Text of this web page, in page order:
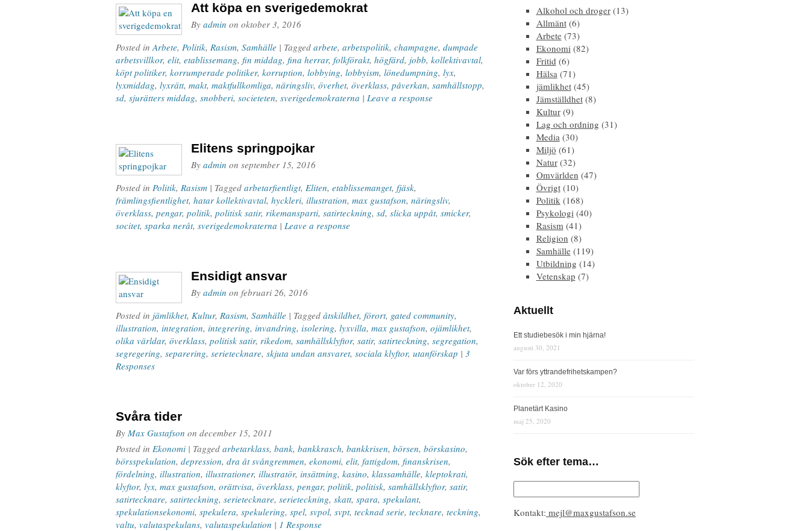
Att köpa en sverigedemokrat
By admin on oktober 3, 2016
Posted inArbete, Politik, Rasism, Samhälle | Tagged arbete, arbetspolitik, champagne, dumpade
arbetsvillkor, elit, etablissemang, fin middag, fina herrar, folkförakt, högfärd, jobb, kollektivavtal,
köpt politiker, korrumperade politiker, korruption, lobbying, lobbyism, lönedumpning, lyx,
lyxmiddag, lyxrätt, makt, maktfullkomliga, näringsliv, överhet, överklass, påverkan, samhällstopp,
sd, sjurätters middag, snobberi, societeten, sverigedemokraterna | Leave a response
Elitens springpojkar
By admin on september 15, 2016
Posted in Politik, Rasism | Tagged arbetarfientligt, Eliten, etablissemanget, fjäsk,
främlingsfientlighet, hatar kollektivavtal, hyckleri, illustration, max gustafson, näringsliv,
överklass, pengar, politik, politisk satir, rikemansparti, satirteckning, sd, slicka uppåt, smicker,
socitet, sparka neråt, sverigedemokraterna | Leave a response
Ensidigt ansvar
By admin on februari 26, 2016
Posted in jämlikhet, Kultur, Rasism, Samhälle | Tagged åtskildhet, förort, gated community,
illustration, integration, integrering, invandring, isolering, lyxvilla, max gustafson, ojämlikhet,
olika världar, överklass, politisk satir, rikedom, samhällsklyftor, satir, satirteckning, segregation,
segregering, separering, serietecknare, skjuta undan ansvaret, sociala klyftor, utanförskap | 3
Responses
Svåra tider
By Max Gustafson on december 15, 2011
Posted in Ekonomi | Tagged arbetarklass, bank, bankkrasch, bankkrisen, börsen, börskasino,
börsspekulation, depression, dra åt svångremmen, ekonomi, elit, fattigdom, finanskrisen,
fördelning, illustration, illustrationer, illustratör, insättning, kasino, klassamhälle, kleptokrati,
klyftor, lyx, max gustafson, orättvisa, överklass, pengar, politik, politisk, samhällsklyftor, satir,
satirtecknare, satirteckning, serietecknare, serieteckning, skatt, spara, spekulant,
spekulationsekonomi, spekulera, spekulering, spel, svpol, svpt, tecknad serie, tecknare, teckning,
valtu, valutaspekulans, valutaspekulation | 1 Response
Alkohol och droger(13)
Allmänt(6)
Arbete(73)
Ekonomi(82)
Fritid (6)
Hälsa(71)
jämlikhet(45)
Jämställdhet(8)
Kultur(9)
Lag och ordning (31)
Media(30)
Miljö (61)
Natur(32)
Omvärlden (47)
Övrigt(10)
Politik(168)
Psykologi(40)
Rasism(41)
Religion (8)
Samhälle(119)
Utbildning (14)
Vetenskap (7)
Aktuellt
Ett studiebesök i min hjärna!
augusti 30, 2021
Var förs yttrandefrihetskampen?
oktober 12, 2020
Planetärt Kasino
maj 25, 2020
Sök efter tema…
Kontakt: mejl@maxgustafson.se